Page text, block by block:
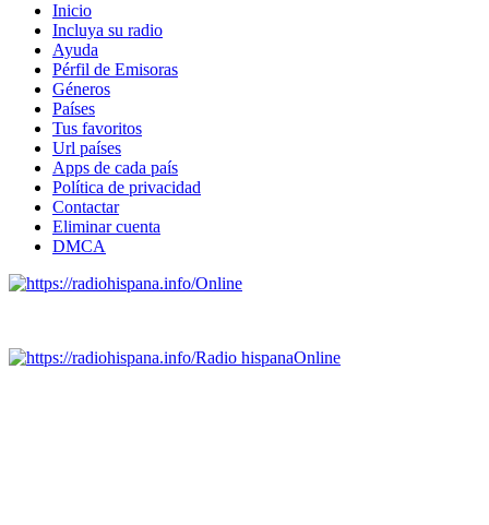
Inicio
Incluya su radio
Ayuda
Pérfil de Emisoras
Géneros
Países
Tus favoritos
Url países
Apps de cada país
Política de privacidad
Contactar
Eliminar cuenta
DMCA
Online
Radio hispanaOnline